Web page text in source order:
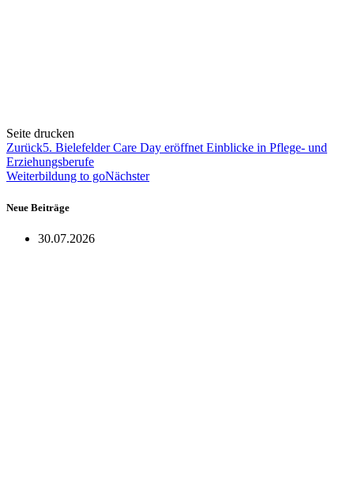
Seite drucken
Zurück5. Bielefelder Care Day eröffnet Einblicke in Pflege- und
Erziehungsberufe
Weiterbildung to goNächster
Neue Beiträge
30.07.2026